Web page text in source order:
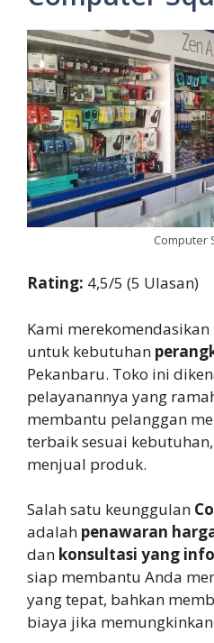
Computer
Rating: 4,5/5 (5 Ulasan)
Kami merekomendasikan
untuk kebutuhan
Pekanbaru. Toko ini
pelayanannya yang
membantu pelanggan
terbaik sesuai
menjual produk.
Salah satu keunggulan
adalah penawaran
dan konsultasi yang
siap membantu Anda
yang tepat, bahkan
biaya jika